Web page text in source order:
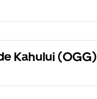
Kahului (OGG)